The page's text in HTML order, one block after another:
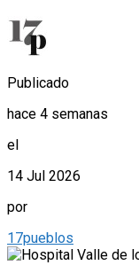
Publicado
hace 4 semanas
el
14 Jul 2026
por
17pueblos